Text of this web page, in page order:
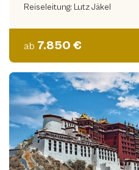
Reiseleitung: Lutz Jäkel
ab 7.850 €